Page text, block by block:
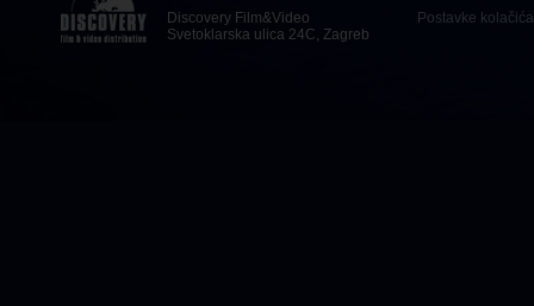
Discovery Film&Video
Svetoklarska ulica 24C, Zagreb
Postavke kolačića